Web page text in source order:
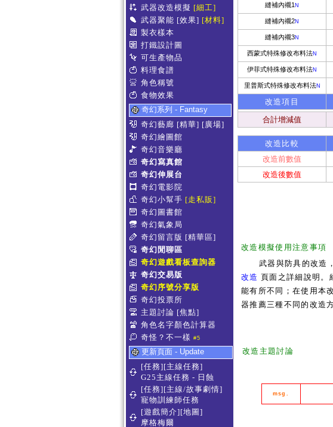
武器改造模擬 [細工]
武器聚能 [效果] [材料]
製衣樣本
打鐵設計圖
可生產物品
料理食譜
角色稱號
食物效果
奇幻系列 - Fantasy
奇幻藝廊 [精華] [廣場]
奇幻繪圖館
奇幻音樂廳
奇幻寫真館
奇幻伸展台
奇幻電影院
奇幻小幫手 [走私販]
奇幻圖書館
奇幻氣象局
奇幻留言版 [精華區]
奇幻閒聊區
奇幻遊戲看板查詢器
奇幻交易版
奇幻序號分享版
奇幻投票所
主題討論 [焦點]
角色名字顏色計算器
奇怪？不一樣 #5
更新頁面 - Update
[任務][主線任務]
G25主線任務 - 日蝕
[任務][主線/故事劇情]
寵物訓練師任務
[遊戲簡介][地圖]
摩格梅爾
縫補內襯1 N
縫補內襯2N
縫補內襯3N
西蒙式特殊修改布料法N
伊菲式特殊修改布料法N
里普斯式特殊修改布料法N
改造項目
合計增減值
改造比較
改造前數值
改造後數值
改造模擬使用注意事項
武器與防具的改造
改造 頁面之詳細說明。
能有所不同；在使用本
器推薦三種不同的改造
改造主題討論
msg.